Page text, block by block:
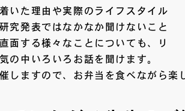
いた理由や実際のライフスタイル
究発表ではなかなか聞けないこと
面する様々なことについても、リ
の中いろいろお話を聞けます。
しますので、お弁当を食べながら楽